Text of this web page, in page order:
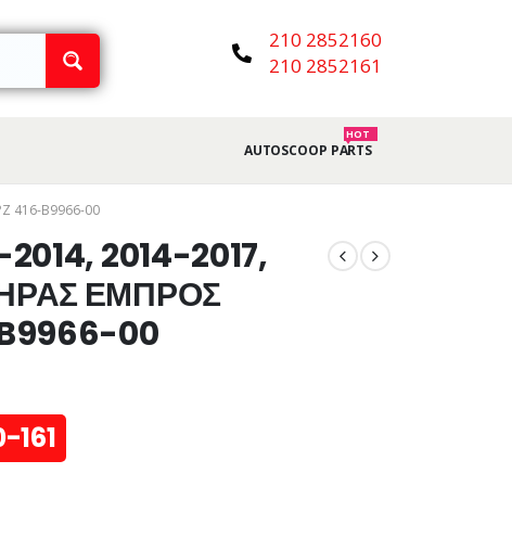
210 2852160
210 2852161
AUTOSCOOP PARTS
HOT
416-B9966-00
2014, 2014-2017,
ΕΜΠΡΟΣ
00
161